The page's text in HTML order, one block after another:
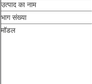
उत्पाद का नाम
भाग संख्या
मॉडल